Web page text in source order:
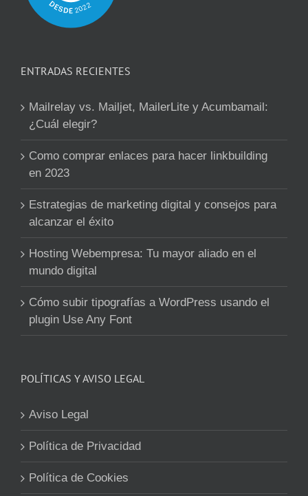
ENTRADAS RECIENTES
Mailrelay vs. Mailjet, MailerLite y Acumbamail:
¿Cuál elegir?
Como comprar enlaces para hacer linkbuilding
en 2023
Estrategias de marketing digital y consejos para
alcanzar el éxito
Hosting Webempresa: Tu mayor aliado en el
mundo digital
Cómo subir tipografías a WordPress usando el
plugin Use Any Font
POLÍTICAS Y AVISO LEGAL
Aviso Legal
Política de Privacidad
Política de Cookies